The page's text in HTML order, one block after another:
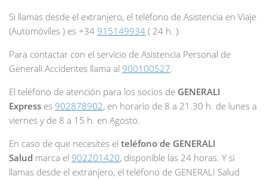
Si llamas desde el extranjero, el teléfono de Asistencia en Viaje
(Automóviles ) es +34 915149934 ( 24 h. ).
Para contactar con el servicio de Asistencia Personal de
Generali Accidentes llama al 900100527.
El teléfono de atención para los socios de GENERALI
Express es 902878902, en horario de 8 a 21.30 h. de lunes a
viernes y de 8 a 15 h. en Agosto.
En caso de que necesites el teléfono de GENERALI
Salud marca el 902201420, disponible las 24 horas. Y si
llamas desde el extranjero, el teléfono de GENERALI Salud